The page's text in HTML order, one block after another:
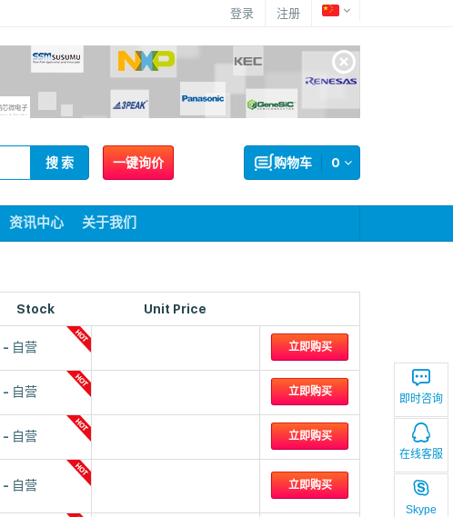
登录 注册
即时咨询
在线客服
Skype
一键询价 0
购物车
搜 索
资讯中心 关于我们
Stock Unit Price
自营 立即购买
自营 立即购买
自营 立即购买
自营 立即购买